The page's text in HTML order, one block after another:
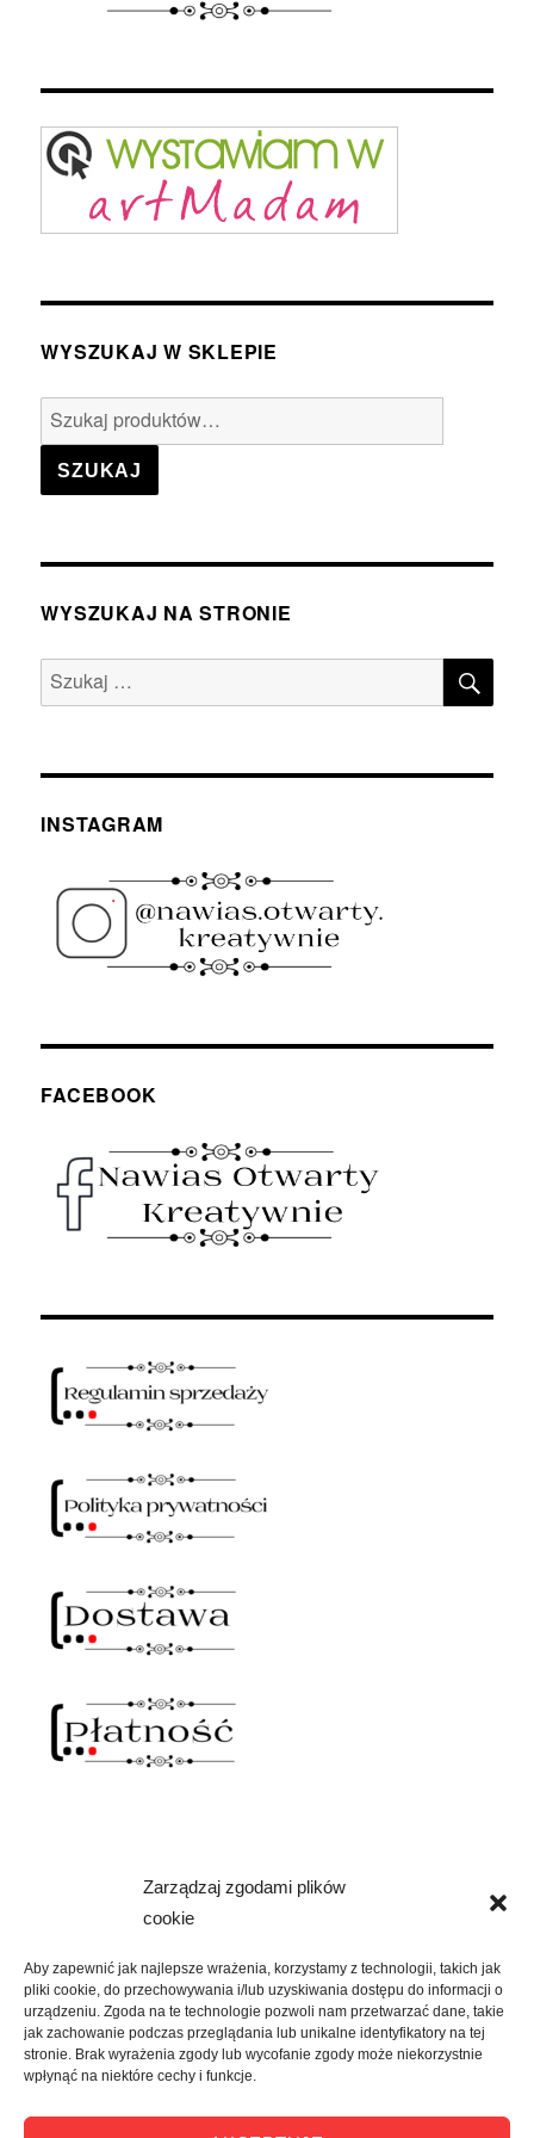
Zarządzaj zgodami plików
cookie
Aby zapewnić jak najlepsze wrażenia, korzystamy z technologii, takich jak
pliki cookie, do przechowywania i/lub uzyskiwania dostępu do informacji o
urządzeniu. Zgoda na te technologie pozwoli nam przetwarzać dane, takie
jak zachowanie podczas przeglądania lub unikalne identyfikatory na tej
stronie. Brak wyrażenia zgody lub wycofanie zgody może niekorzystnie
wpłynąć na niektóre cechy i funkcje.
WYSZUKAJ W SKLEPIE
Szukaj:
SZUKAJ
WYSZUKAJ NA STRONIE
Szukaj:
INSTAGRAM
FACEBOOK
NAWIAS OTWARTY
SKLEP
menu
potomne
KREATYWNIE
rozwiń
menu
potomne
KULTURALNIE
rozwiń